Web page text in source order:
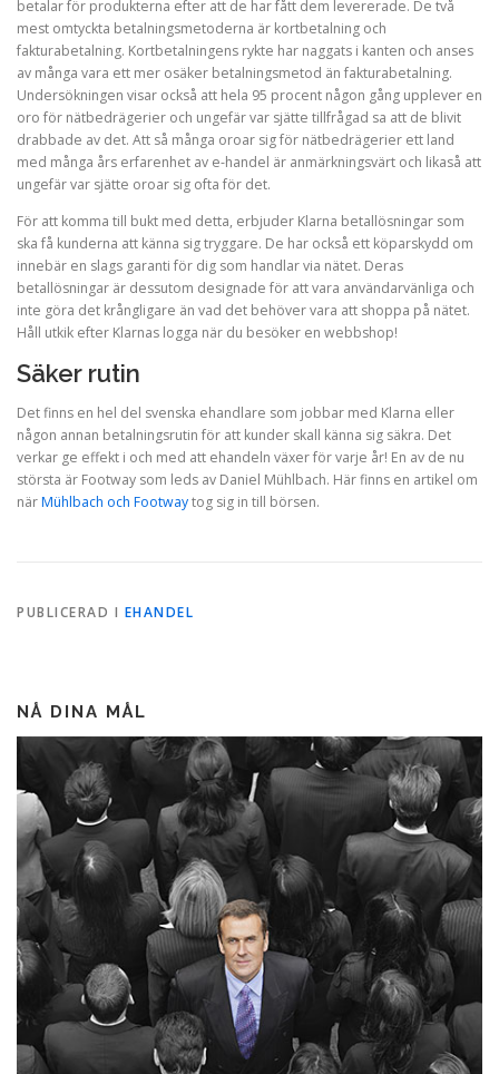
betalar för produkterna efter att de har fått dem levererade. De två
mest omtyckta betalningsmetoderna är kortbetalning och
fakturabetalning. Kortbetalningens rykte har naggats i kanten och anses
av många vara ett mer osäker betalningsmetod än fakturabetalning.
Undersökningen visar också att hela 95 procent någon gång upplever en
oro för nätbedrägerier och ungefär var sjätte tillfrågad sa att de blivit
drabbade av det. Att så många oroar sig för nätbedrägerier ett land
med många års erfarenhet av e-handel är anmärkningsvärt och likaså att
ungefär var sjätte oroar sig ofta för det.
För att komma till bukt med detta, erbjuder Klarna betallösningar som
ska få kunderna att känna sig tryggare. De har också ett köparskydd om
innebär en slags garanti för dig som handlar via nätet. Deras
betallösningar är dessutom designade för att vara användarvänliga och
inte göra det krångligare än vad det behöver vara att shoppa på nätet.
Håll utkik efter Klarnas logga när du besöker en webbshop!
Säker rutin
Det finns en hel del svenska ehandlare som jobbar med Klarna eller
någon annan betalningsrutin för att kunder skall känna sig säkra. Det
verkar ge effekt i och med att ehandeln växer för varje år! En av de nu
största är Footway som leds av Daniel Mühlbach. Här finns en artikel om
närMühlbach och Footwaytog sig in till börsen.
PUBLICERAD I EHANDEL
NÅ DINA MÅL